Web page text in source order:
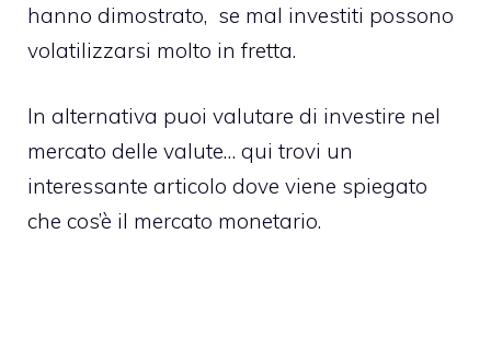
hanno dimostrato, se mal investiti possono
volatilizzarsi molto in fretta.
In alternativa puoi valutare di investire nel
mercato delle valute… qui trovi un
interessante articolo dove viene spiegato
che cos’è il mercato monetario.